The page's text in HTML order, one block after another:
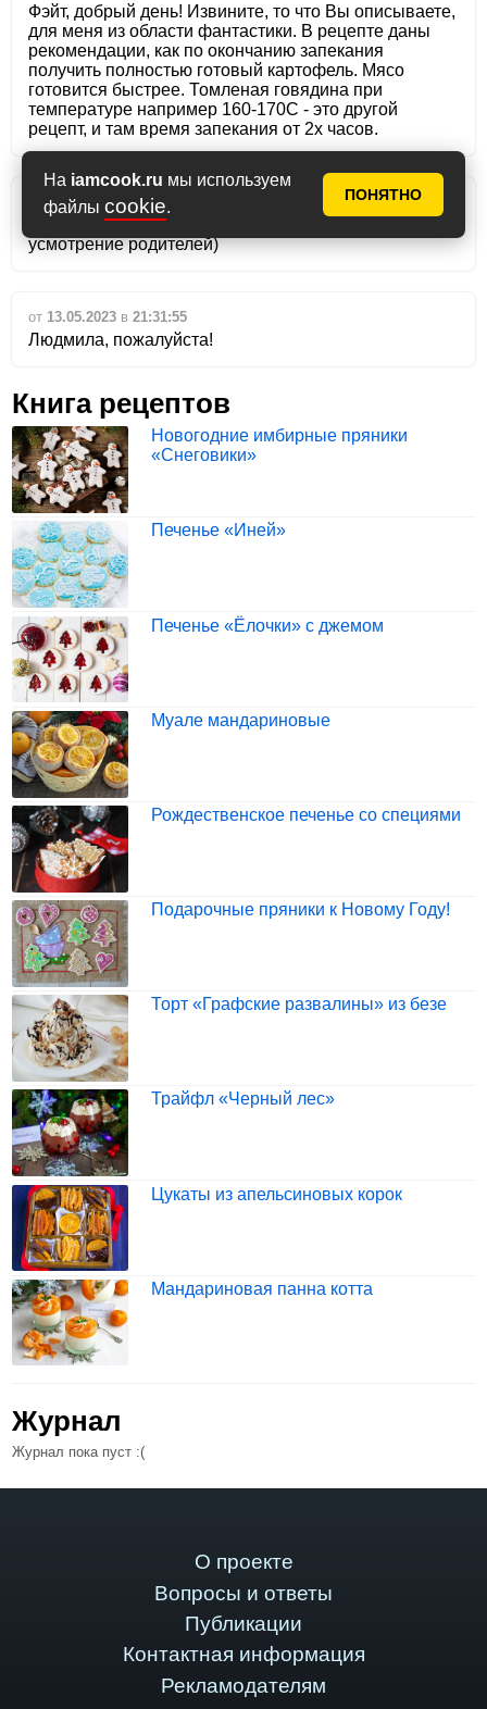
На iamcook.ru мы используем
файлы cookie.
ПОНЯТНО
Фэйт, добрый день! Извините, то что Вы описываете,
для меня из области фантастики. В рецепте даны
рекомендации, как по окончанию запекания
получить полностью готовый картофель. Мясо
готовится быстрее. Томленая говядина при
температуре например 160-170С - это другой
рецепт, и там время запекания от 2х часов.
от28.05.2023в14:54:45
Саодат, ингредиенты Вы видите! Дальше на
усмотрение родителей)
от 13.05.2023 в21:31:55
Людмила, пожалуйста!
Книга рецептов
Новогодние имбирные пряники
«Снеговики»
Печенье «Иней»
Печенье «Ёлочки» с джемом
Муале мандариновые
Рождественское печенье со специями
Подарочные пряники к Новому Году!
Торт «Графские развалины» из безе
Трайфл «Черный лес»
Цукаты из апельсиновых корок
Мандариновая панна котта
Журнал
Журнал пока пуст :(
О проекте
Вопросы и ответы
Публикации
Контактная информация
Рекламодателям